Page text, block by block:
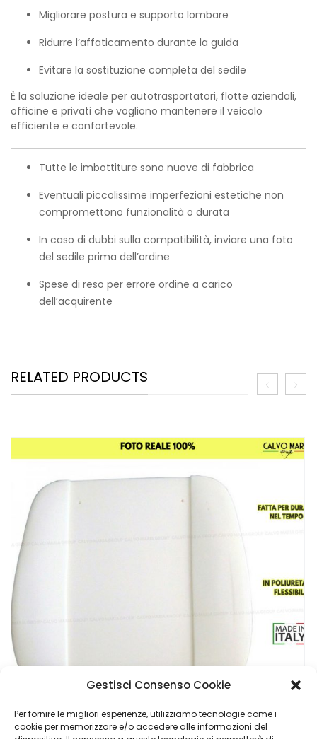
Gestisci Consenso Cookie
Per fornire le migliori esperienze, utilizziamo tecnologie come i
cookie per memorizzare e/o accedere alle informazioni del
Migliorare postura e supporto lombare
Ridurre l’affaticamento durante la guida
Evitare la sostituzione completa del sedile
È la soluzione ideale per autotrasportatori, flotte aziendali,
officine e privati che vogliono mantenere il veicolo
efficiente e confortevole.
Tutte le imbottiture sono nuove di fabbrica
Eventuali piccolissime imperfezioni estetiche non
compromettono funzionalità o durata
In caso di dubbi sulla compatibilità, inviare una foto
del sedile prima dell’ordine
Spese di reso per errore ordine a carico
dell’acquirente
RELATED PRODUCTS